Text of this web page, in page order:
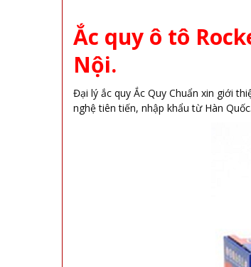
Ắc quy ô tô
Nội.
Đại lý ắc quy Ắc Quy Chuẩn xin giới
nghệ tiên tiến, nhập khẩu từ Hàn Quốc.